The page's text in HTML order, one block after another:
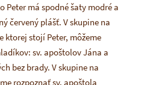
Peter má spodné šaty modré a
červený plášť. V skupine na
ktorej stojí Peter, môžeme
sv. apoštolov Jána a
bez brady. V skupine na
rozpoznať sv. apoštola